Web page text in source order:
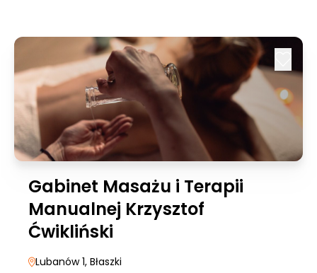
Gabinet Masażu i Terapii
Manualnej Krzysztof
Ćwikliński
Lubanów 1, Błaszki